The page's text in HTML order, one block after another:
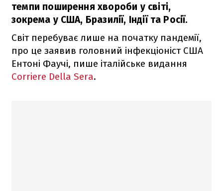
темпи поширення хвороби у світі,
зокрема у США, Бразилії, Індії та Росії.
Світ перебуває лише на початку пандемії,
про це заявив головний інфекціоніст США
Ентоні Фаучі, пише італійське видання
Corriere Della Sera.